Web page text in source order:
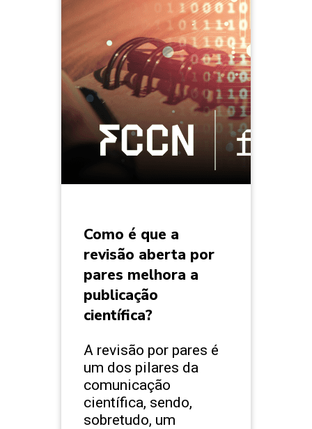
Como é que a
revisão aberta por
pares melhora a
publicação
científica?
A revisão por pares é
um dos pilares da
comunicação
científica, sendo,
sobretudo, um